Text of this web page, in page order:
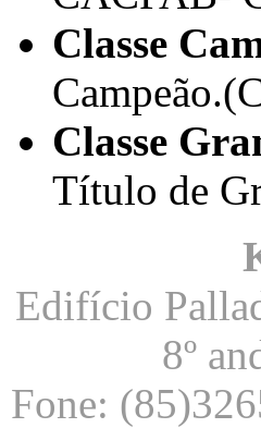
Classe
Classe
Título de
Edifício
8º
Fone: